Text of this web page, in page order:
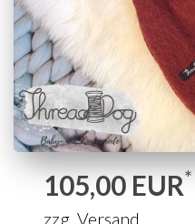
105,00 EUR*
zzg. Versand